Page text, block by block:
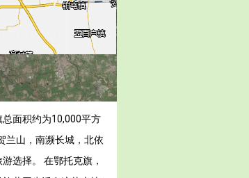
面积约为10,000平方
兰山，南濒长城，北依
选择。 在鄂托克旗，